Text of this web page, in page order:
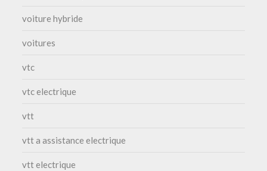
voiture hybride
voitures
vtc
vtc electrique
vtt
vtt a assistance electrique
vtt electrique